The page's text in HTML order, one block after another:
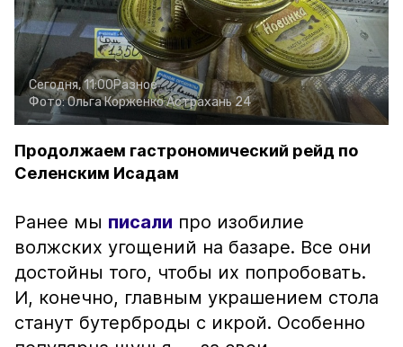
Сегодня, 11:00Разное
Фото:Ольга КорженкоАстрахань 24
Продолжаем гастрономический рейд по
Селенским Исадам
Ранее мы писали про изобилие
волжских угощений на базаре. Все они
достойны того, чтобы их попробовать.
И, конечно, главным украшением стола
станут бутерброды с икрой. Особенно